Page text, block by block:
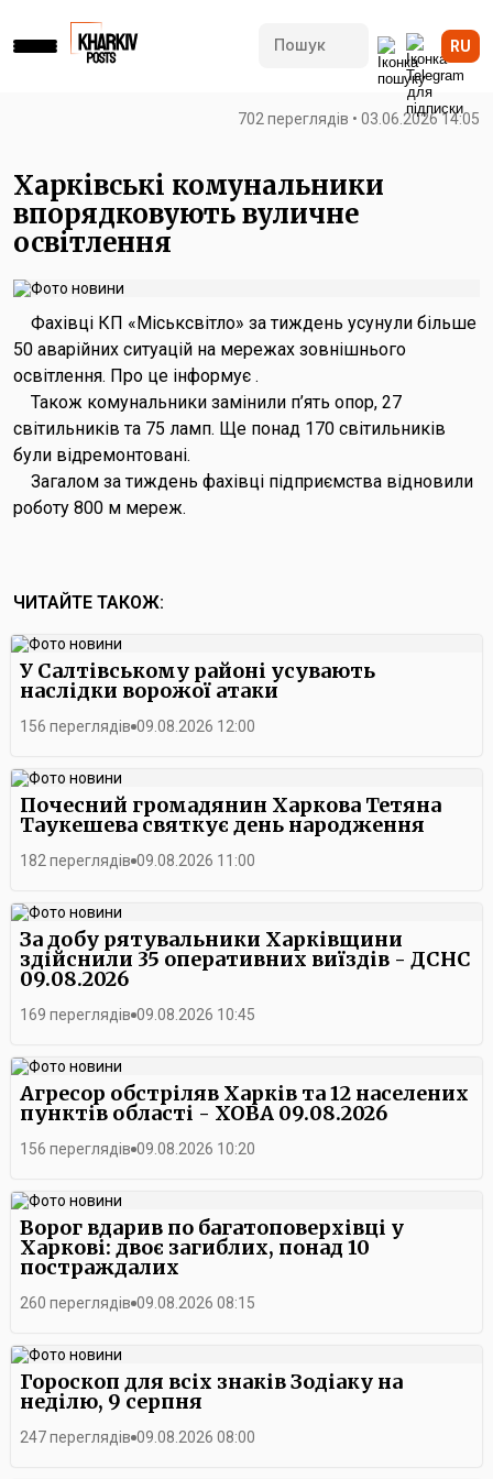
RU
702 переглядів • 03.06.2026 14:05
Харківські комунальники
впорядковують вуличне
освітлення
Фахівці КП «Міськсвітло» за тиждень усунули більше
50 аварійних ситуацій на мережах зовнішнього
освітлення. Про це інформує .
Також комунальники замінили п’ять опор, 27
світильників та 75 ламп. Ще понад 170 світильників
були відремонтовані.
Загалом за тиждень фахівці підприємства відновили
роботу 800 м мереж.
ЧИТАЙТЕ ТАКОЖ:
У Салтівському районі усувають
наслідки ворожої атаки
156 переглядів 09.08.2026 12:00
Почесний громадянин Харкова Тетяна
Таукешева святкує день народження
182 переглядів 09.08.2026 11:00
За добу рятувальники Харківщини
здійснили 35 оперативних виїздів - ДСНС
09.08.2026
169 переглядів 09.08.2026 10:45
Агресор обстріляв Харків та 12 населених
пунктів області - ХОВА 09.08.2026
156 переглядів 09.08.2026 10:20
Ворог вдарив по багатоповерхівці у
Харкові: двоє загиблих, понад 10
постраждалих
260 переглядів 09.08.2026 08:15
Гороскоп для всіх знаків Зодіаку на
неділю, 9 серпня
247 переглядів 09.08.2026 08:00